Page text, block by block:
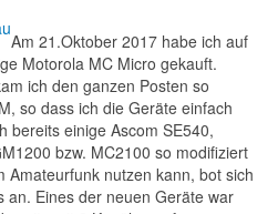
Am 21.Oktober 2017 habe ich auf
Motorola MC Micro gekauft.
ich den ganzen Posten so
so dass ich die Geräte einfach
bereits einige Ascom SE540,
bzw. MC2100 so modifiziert
Amateurfunk nutzen kann, bot sich
an. Eines der neuen Geräte war